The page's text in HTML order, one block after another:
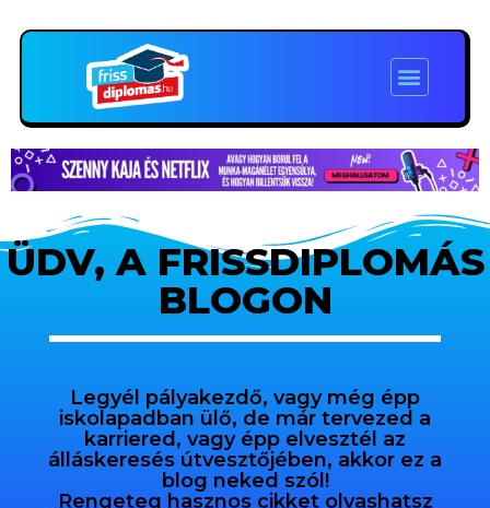
ÜDV, A FRISSDIPLOMÁS
BLOGON
Legyél pályakezdő, vagy még épp
iskolapadban ülő, de már tervezed a
karriered, vagy épp elvesztél az
álláskeresés útvesztőjében, akkor ez a
blog neked szól!
Rengeteg hasznos cikket olvashatsz